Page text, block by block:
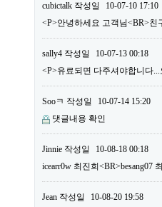
cubictalk 작성일
10-07-10 17:10
<P>안녕하세요 고객님<BR>친
sally4 작성일
10-07-13 00:18
<P>유료되면 다주셔야합니다
Sooㅋ 작성일
10-07-14 15:20
댓글내용 확인
Jinnie 작성일
10-08-18 00:18
icearr0w 최진희<BR>besang07
Jean 작성일
10-08-20 19:58